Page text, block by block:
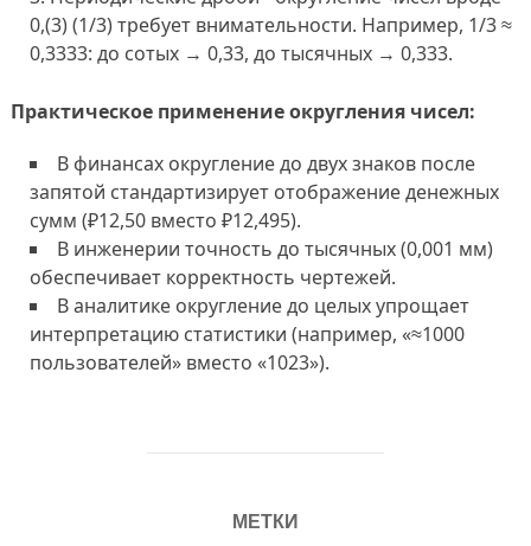
0,(3) (1/3) требует внимательности. Например, 1/3 ≈
0,3333: до сотых → 0,33, до тысячных → 0,333.
Практическое применение округления чисел:
В финансах округление до двух знаков после
запятой стандартизирует отображение денежных
сумм (₽12,50 вместо ₽12,495).
В инженерии точность до тысячных (0,001 мм)
обеспечивает корректность чертежей.
В аналитике округление до целых упрощает
интерпретацию статистики (например, «≈1000
пользователей» вместо «1023»).
МЕТКИ